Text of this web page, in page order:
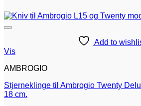
Add to
Vis
AMBROGIO
Stjerneklinge til Ambrogio Twenty
18 cm.